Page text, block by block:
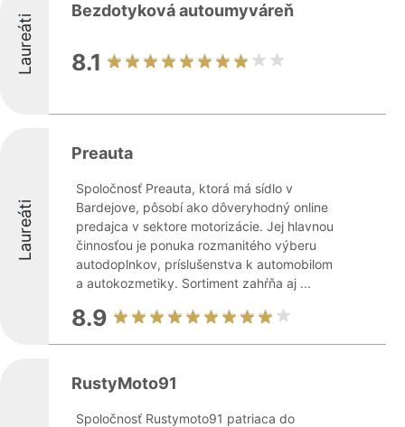
Laureáti
Bezdotyková autoumyváreň
8.1
Laureáti
Preauta
Spoločnosť Preauta, ktorá má sídlo v
Bardejove, pôsobí ako dôveryhodný online
predajca v sektore motorizácie. Jej hlavnou
činnosťou je ponuka rozmanitého výberu
autodoplnkov, príslušenstva k automobilom
a autokozmetiky. Sortiment zahŕňa aj ...
8.9
RustyMoto91
Spoločnosť Rustymoto91 patriaca do